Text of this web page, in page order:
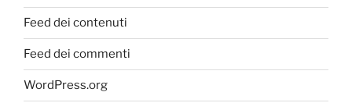
Feed dei contenuti
Feed dei commenti
WordPress.org